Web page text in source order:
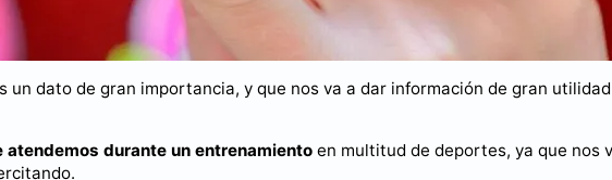
dato de gran importancia, y que nos va a dar información de gran utilidad
durante un entrenamiento en multitud de deportes, ya que nos